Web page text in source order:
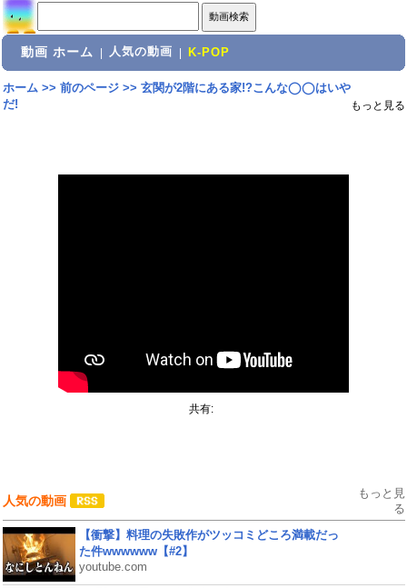
動画 ホーム 人気の動画 K-POP
ホーム>> 前のページ>> 玄関が2階にある家!?こんな◯◯はいや
だ!
もっと見る
共有:
人気の動画
もっと見
る
【衝撃】料理の失敗作がツッコミどころ満載だっ
た件wwwwww【#2】
youtube.com